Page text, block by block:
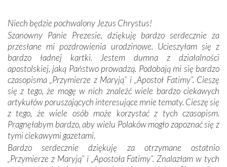
mieliśmy okazję przekonać się, że Maryja swoją opieką
otacza nie tylko nasz naród, lecz wszystkie nacje, które
się Jej ufnie oddają, a także każdą osobę, która zawierza
Jej siebie oraz swych bliskich.
Dzieje Portugalii to również historia wierności Bogu i
odstępstw, także w życiu władców. Trudne momenty w
wymiarze tak osobistym, jak i zbiorowym, przypominają o
konieczności ciągłego zabiegania o własną duszę i o łaskę
Opatrzności. Wierność przynosi pomyślność –
przynajmniej w życiu duchowym. Odstępstwo owocuje
nieszczęściem i śmiercią. Te uniwersalne prawdy
przychodziły na myśl, gdy słuchaliśmy opowieści
Niech będzie pochwalony Jezus Chrystus!
Szanowny Panie Prezesie, dziękuję bardzo serdecznie za
przesłane mi pozdrowienia urodzinowe. Ucieszyłam się z
bardzo ładnej kartki. Jestem dumna z działalności
apostolskiej, jaką Państwo prowadzą. Podobają mi się bardzo
czasopisma „Przymierze z Maryją” i „Apostoł Fatimy”. Cieszę
się z tego, że mogę w nich znaleźć wiele bardzo ciekawych
artykułów poruszających interesujące mnie tematy. Cieszę się
z tego, że wiele osób może korzystać z tych czasopism.
Pragnęłabym bardzo, aby wielu Polaków mogło zapoznać się z
tymi ciekawymi gazetami.
Bardzo serdecznie dziękuję za otrzymane ostatnio
„Przymierze z Maryją” i „Apostoła Fatimy”. Znalazłam w tych